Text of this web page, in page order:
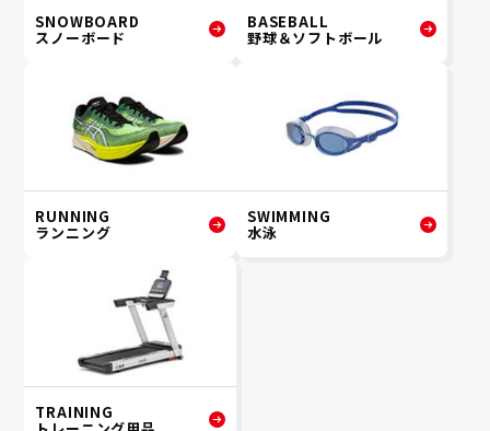
SNOWBOARD
スノーボード
BASEBALL
野球＆ソフトボール
RUNNING
ランニング
SWIMMING
水泳
TRAINING